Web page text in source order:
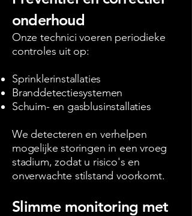
onderhoud
Onze technici voeren periodieke
controles uit op:
Sprinklerinstallaties
Branddetectiesystemen
Schuim- en gasblusinstallaties
We detecteren en verhelpen
mogelijke storingen in een vroeg
stadium, zodat u risico's en
onverwachte stilstand voorkomt.
Slimme monitoring met